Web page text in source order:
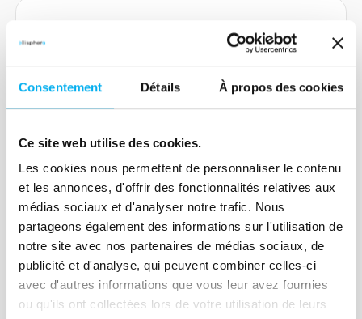
Consentement Détails À propos des cookies
Ce site web utilise des cookies.
Les cookies nous permettent de personnaliser le contenu
et les annonces, d'offrir des fonctionnalités relatives aux
médias sociaux et d'analyser notre trafic. Nous
partageons également des informations sur l'utilisation de
notre site avec nos partenaires de médias sociaux, de
publicité et d'analyse, qui peuvent combiner celles-ci
avec d'autres informations que vous leur avez fournies
ou qu'ils ont collectées lors de votre utilisation de leurs
QUIZ : Qu'est-ce que la
liquidation judiciaire ?
Richard Cassonnet et Jean-Luc Boisnon
vous propose un nouveau quiz sur la
liquidation judiciaire. Quand intervient-
elle ? Qui est concerné ? Venez tester
vos connaissances.
Lire la suite